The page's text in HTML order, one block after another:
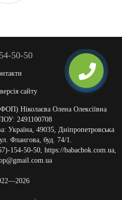
50-50
сайту
Ніколаєва Олена Олексіївна
2491100708
Україна, 49035, Дніпропетровська
Флангова, буд. 74/1.
154-50-50, https://babachok.com.ua,